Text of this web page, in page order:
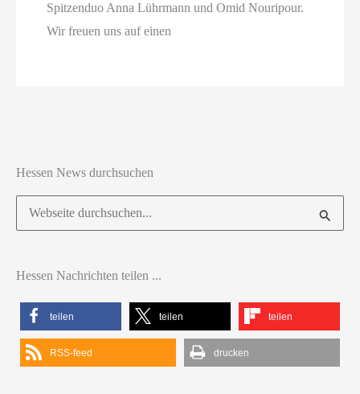
Spitzenduo Anna Lührmann und Omid Nouripour.
Wir freuen uns auf einen
Hessen News durchsuchen
Suchen
nach:
Hessen Nachrichten teilen ...
teilen teilen teilen
RSS-feed drucken